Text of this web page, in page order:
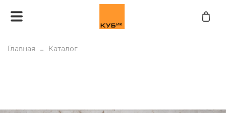
Главная Каталог